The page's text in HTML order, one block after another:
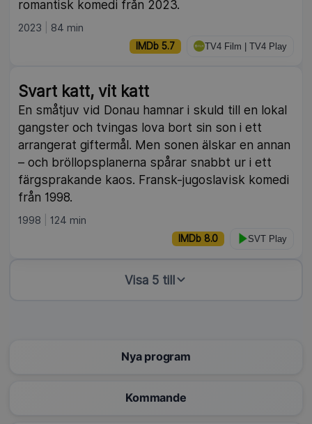
romantisk komedi från 2023.
2023 84 min
IMDb 5.7 TV4 Film | TV4 Play
Svart katt, vit katt
En småtjuv vid Donau hamnar i skuld till en lokal
gangster och tvingas lova bort sin son i ett
arrangerat giftermål. Men sonen älskar en annan
– och bröllopsplanerna spårar snabbt ur i ett
färgsprakande kaos. Fransk-jugoslavisk komedi
från 1998.
1998 124 min
IMDb 8.0 SVT Play
Visa 5 till
Nya program
Kommande